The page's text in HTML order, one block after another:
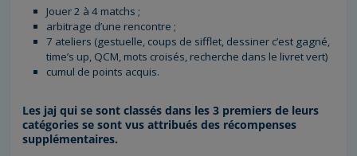
Jouer 2 à 4 matchs ;
arbitrage d’une rencontre ;
7 ateliers (gestuelle, coups de sifflet, dessiner c’est gagné,
time’s up, QCM, mots croisés, recherche dans le livret vert)
cumul de points acquis.
Les jaj qui se sont classés dans les 3 premiers de leurs
catégories se sont vus attribués des récompenses
supplémentaires.